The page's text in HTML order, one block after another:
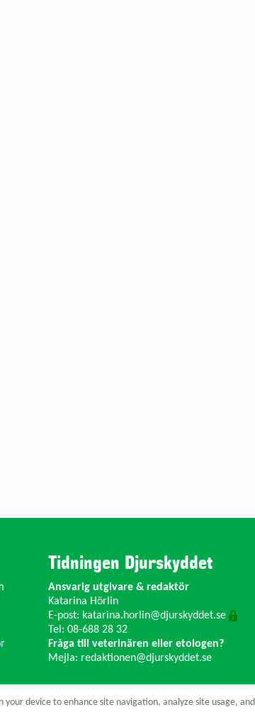
Tidningen Djurskyddet
Ansvarig utgivare & redaktör
Katarina Hörlin
E-post: katarina.horlin@djurskyddet.se
Tel: 08-688 28 32
Fråga till veterinären eller etologen?
Mejla: redaktionen@djurskyddet.se
your device to enhance site navigation, analyze site usage, and